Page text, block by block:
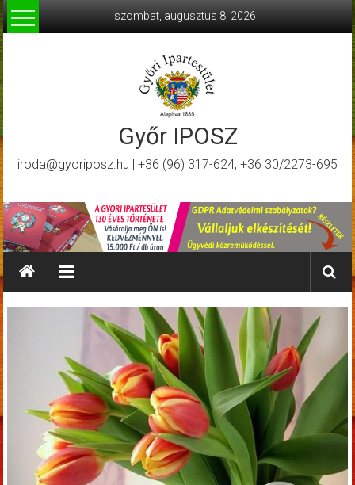
Skip
to
content
szombat, augusztus 8, 2026
Győr IPOSZ
iroda@gyoriposz.hu | +36 (96) 317-624, +36 30/2273-695